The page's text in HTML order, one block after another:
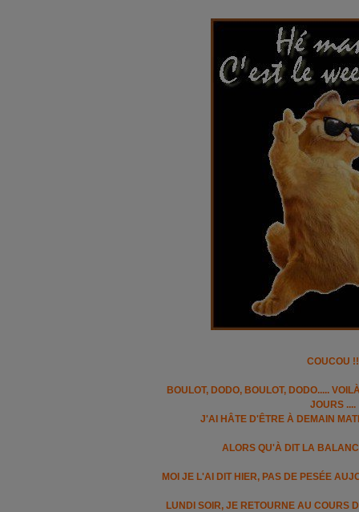
COUCOU !!
BOULOT, DODO, BOULOT, DODO.....
JOURS ....
J'AI HÂTE D'ÊTRE À DEMAIN
ALORS QU'À DIT LA
MOI JE L'AI DIT HIER, PAS DE PESÉE
LUNDI SOIR, JE RETOURNE AU COURS